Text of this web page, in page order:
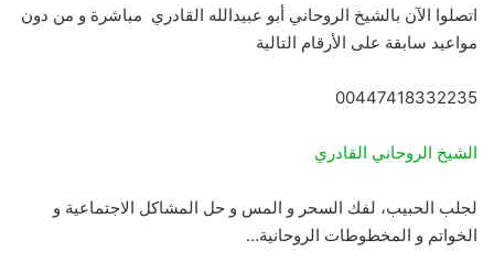
اتصلوا الآن بالشيخ الروحاني أبو عبيدالله القادري مباشرة و من دون
مواعيد سابقة على الأرقام التالية
00447418332235
الشيخ الروحاني القادري
لجلب الحبيب، لفك السحر و المس و حل المشاكل الاجتماعية و
الخواتم و المخطوطات الروحانية…